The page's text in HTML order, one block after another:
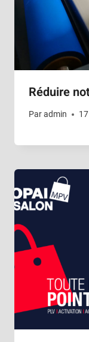
Réduire
Paradmin